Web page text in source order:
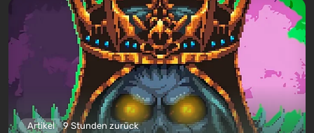
Artikel 9 Stunden zurück